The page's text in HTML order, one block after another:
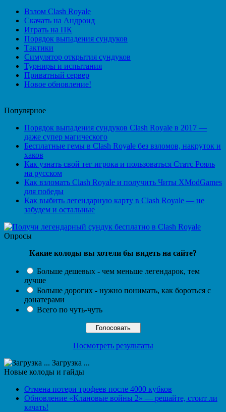
Взлом Clash Royale
Скачать на Андроид
Играть на ПК
Порядок выпадения сундуков
Тактики
Симулятор открытия сундуков
Турниры и испытания
Приватный сервер
Новое обновление!
Популярное
Порядок выпадения сундуков Clash Royale в 2017 —
даже супер магического
Бесплатные гемы в Clash Royale без взломов, накруток и
хаков
Как узнать свой тег игрока и пользоваться Статс Рояль
на русском
Как взломать Clash Royale и получить Читы XModGames
для победы
Как выбить легендарную карту в Clash Royale — не
забудем и остальные
Опросы
Какие колоды вы хотели бы видеть на сайте?
Больше дешевых - чем меньше легендарок, тем
лучше
Больше дорогих - нужно понимать, как бороться с
донатерами
Всего по чуть-чуть
Посмотреть результаты
Загрузка ...
Новые колоды и гайды
Отмена потери трофеев после 4000 кубков
Обновление «Клановые войны 2» — решайте, стоит ли
качать!